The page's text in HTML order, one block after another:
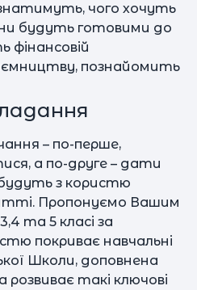
чого хочуть
будуть готовими до
фінансовій
познайомить
– по-перше,
а по-друге – дати
будуть з користю
Пропонуємо Вашим
та 5 класі за
покриває навчальні
Школи, доповнена
такі ключові